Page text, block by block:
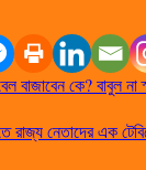
বাজাবেন কে? বাবুল
রাজ্য নেতাদের এক